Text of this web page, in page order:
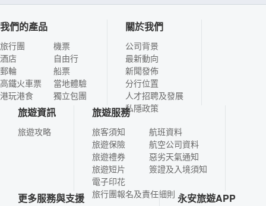
我們的產品
旅行團
酒店
郵輪
高鐵火車票
港玩港食
機票
自由行
船票
當地體驗
獨立包團
關於我們
公司背景
最新動向
新聞發佈
分行位置
人才招聘及發展
私隱政策
旅遊資訊
旅遊攻略
旅遊服務
旅客須知
旅遊保險
旅遊禮券
旅遊短片
電子印花
航班資料
航空公司資料
惡劣天氣通知
簽證及入境須知
旅行團報名及責任細則
更多服務與支援 永安旅遊APP